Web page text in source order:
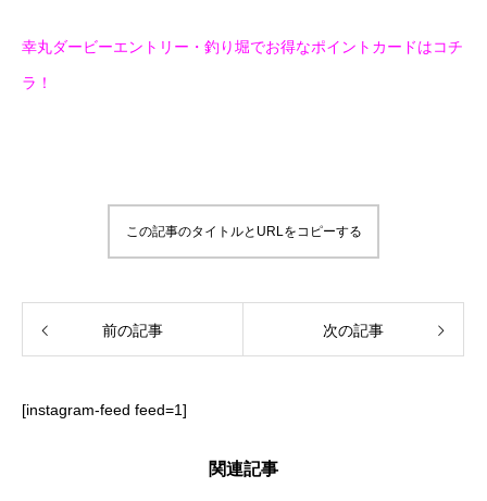
幸丸ダービーエントリー・釣り堀でお得なポイントカードはコチ
ラ！
この記事のタイトルとURLをコピーする
前の記事 次の記事
[instagram-feed feed=1]
関連記事